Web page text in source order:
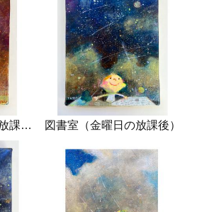
星座の話（木曜日の放課後） 図書室（金曜日の放課後）